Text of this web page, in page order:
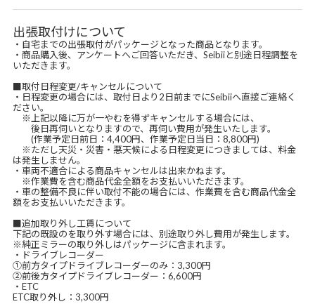
出張取付けについて
・自宅までの出張取付がパッケージとなった商品となります。
・商品購入後、アンケートへご回答いただき、Seibiiと別途日程調整を
いただきます。
■取付日程変更/キャンセルについて
・日程変更の場合には、取付日より2日前までにSeibiiへ直接ご連絡く
ださい。
※上記以降に万が一やむを得ずキャンセルする場合には、
後日再伺いとなりますので、再伺い費用が発生いたします。
(作業予定日前日：4,400円、作業予定日当日：8,800円)
※ただし天災・災害・悪天候による日程変更につきましては、料金
は発生しません。
・車両不適合による商品キャンセルは出来かねます。
※作業費を含む商品代金全額をお支払いいただきます。
・車の整備不良に伴い取付不能の場合には、作業費を含む商品代金全
額をお支払いいただきます。
■追加取り外し工賃について
下記の既設のを取り外す場合には、別途取り外し費用が発生します。
※純正ミラーの取り外しはパッケージに含まれます。
・ドライブレコーダー
①前方タイプドライブレコーダーのみ：3,300円
②前後方タイプドライブレコーダー：6,600円
・ETC
ETC取り外し：3,300円